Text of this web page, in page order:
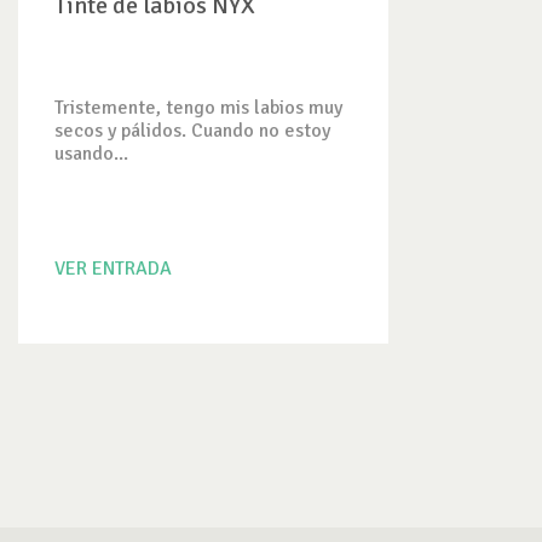
Tristemente, tengo mis labios muy
secos y pálidos. Cuando no estoy
usando...
VER ENTRADA